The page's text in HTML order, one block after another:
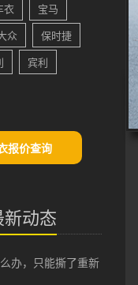
衣
宝马
众
保时捷
宾利
报价查询
动态
办，只能撕了重新